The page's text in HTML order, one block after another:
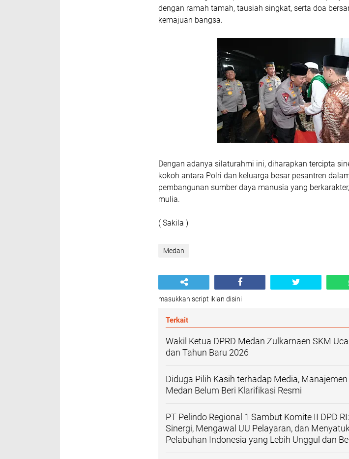
dengan ramah tamah, tausiah singkat, serta doa
kemajuan bangsa.
Dengan adanya silaturahmi ini, diharapkan tercipta
kokoh antara Polri dan keluarga besar pesantren
pembangunan sumber daya manusia yang
mulia.
( Sakila )
Medan
masukkan script iklan disini
Terkait
Wakil Ketua DPRD Medan Zulkarnaen SKM
dan Tahun Baru 2026
Diduga Pilih Kasih terhadap Media,
Medan Belum Beri Klarifikasi Resmi
PT Pelindo Regional 1 Sambut Komite II DPD
Sinergi, Mengawal UU Pelayaran, dan
Pelabuhan Indonesia yang Lebih Unggul dan